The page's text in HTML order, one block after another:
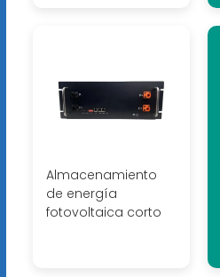
Almacenamiento
de energía
fotovoltaica corto